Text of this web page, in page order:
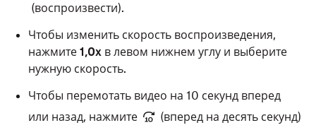
(воспроизвести).
Чтобы изменить скорость воспроизведения,
нажмите 1,0x в левом нижнем углу и выберите
нужную скорость.
Чтобы перемотать видео на 10 секунд вперед
или назад, нажмите
(вперед на десять секунд)